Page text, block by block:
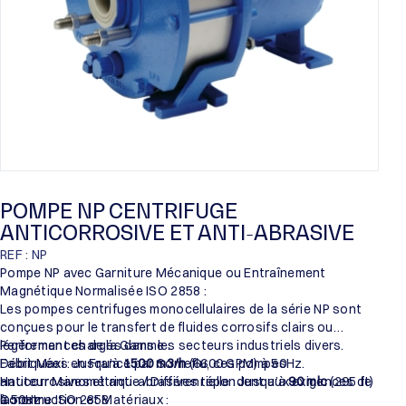
POMPE NP CENTRIFUGE
ANTICORROSIVE ET ANTI-ABRASIVE
REF : NP
Pompe NP avec Garniture Mécanique ou Entraînement
Magnétique Normalisée ISO 2858 :
Les pompes centrifuges monocellulaires de la série NP sont
conçues pour le transfert de fluides corrosifs clairs ou
légèrement chargés dans les secteurs industriels divers.
Fabriquées en France par Someflu, ces pompes
anticorrosives et anti-abrasives répondent aux exigences de
la norme ISO 2858.
Performances de la Gamme :
Débit Maxi : Jusqu’à1500 m3/h(6600 GPM) à 50Hz.
Hauteur Manométrique / Différentielle : Jusqu’à90 mlc(295 ft)
à 50Hz.
Construction et Matériaux :